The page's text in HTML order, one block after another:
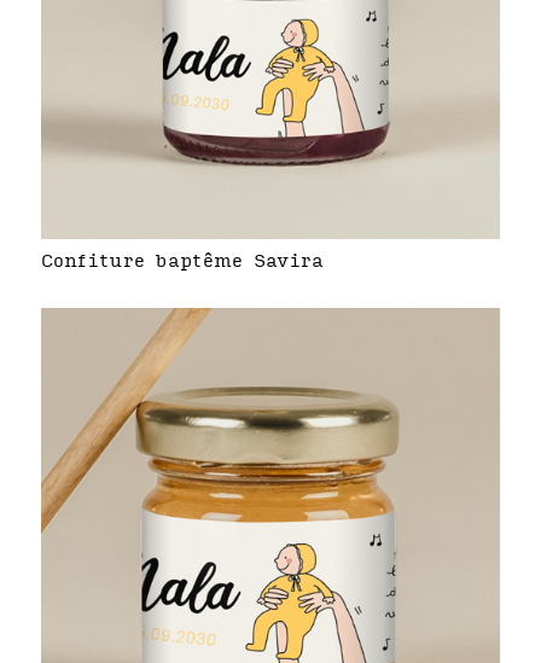
Confiture baptême Savira